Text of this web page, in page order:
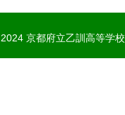
京都府立乙訓高等学校.